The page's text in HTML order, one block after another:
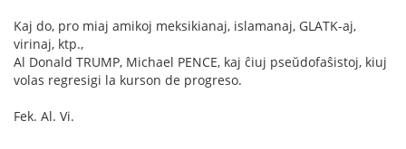
Kaj do, pro miaj amikoj meksikianaj, islamanaj, GLATK-aj,
virinaj, ktp.,
Al Donald TRUMP, Michael PENCE, kaj ĉiuj pseŭdofaŝistoj, kiuj
volas regresigi la kurson de progreso.
Fek. Al. Vi.